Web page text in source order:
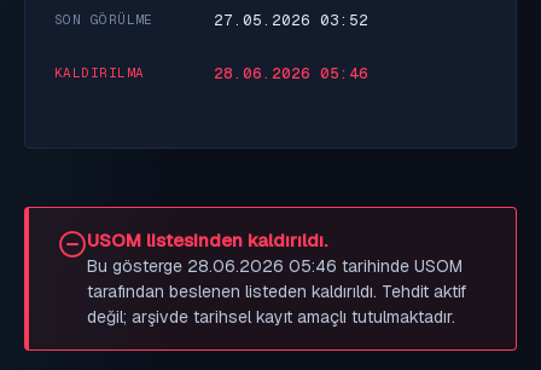
SON GÖRÜLME 27.05.2026 03:52
KALDIRILMA 28.06.2026 05:46
USOM listesinden kaldırıldı.
Bu gösterge 28.06.2026 05:46 tarihinde USOM
tarafından beslenen listeden kaldırıldı. Tehdit aktif
değil; arşivde tarihsel kayıt amaçlı tutulmaktadır.